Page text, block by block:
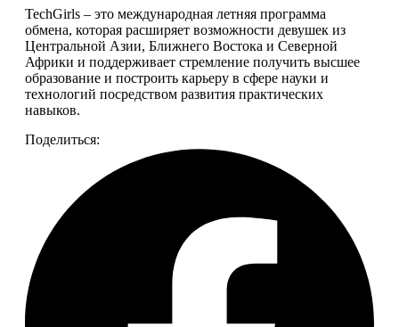
TechGirls – это международная летняя программа
обмена, которая расширяет возможности девушек из
Центральной Азии, Ближнего Востока и Северной
Африки и поддерживает стремление получить высшее
образование и построить карьеру в сфере науки и
технологий посредством развития практических
навыков.
Поделиться: